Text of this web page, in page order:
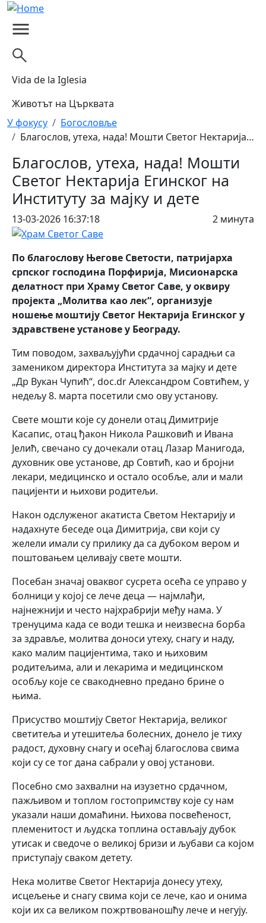
Skip to main content
Vida de la Iglesia
Животът на Църквата
Breadcrumb
У фокусу
Богословље
Благослов, утеха, нада! Мошти Светог Нектарија…
Благослов, утеха, нада! Мошти
Светог Нектарија Егинског на
Институту за мајку и дете
13-03-2026 16:37:18 2 минута
По благослову Његове Светости, патријарха
српског господина Порфирија, Мисионарска
делатност при Храму Светог Саве, у оквиру
пројекта „Молитва као лек“, организује
ношење моштију Светог Нектарија Егинског у
здравствене установе у Београду.
Тим поводом, захваљујући срдачној сарадњи са
замеником директора Института за мајку и дете
„Др Вукан Чупић“, doc.dr Александром Совтићем, у
недељу 8. марта посетили смо ову установу.
Свете мошти које су донели отац Димитрије
Касапис, отац ђакон Никола Рашковић и Ивана
Јелић, свечано су дочекали отац Лазар Манигода,
духовник ове установе, др Совтић, као и бројни
лекари, медицинско и остало особље, али и мали
пацијенти и њихови родитељи.
Након одслуженог акатиста Светом Нектарију и
надахнуте беседе оца Димитрија, сви који су
желели имали су прилику да са дубоком вером и
поштовањем целивају свете мошти.
Посебан значај оваквог сусрета осећа се управо у
болници у којој се лече деца — најмлађи,
најнежнији и често најхрабрији међу нама. У
тренуцима када се води тешка и неизвесна борба
за здравље, молитва доноси утеху, снагу и наду,
како малим пацијентима, тако и њиховим
родитељима, али и лекарима и медицинском
особљу које се свакодневно предано брине о
њима.
Присуство моштију Светог Нектарија, великог
светитеља и утешитеља болесних, донело је тиху
радост, духовну снагу и осећај благослова свима
који су се тог дана сабрали у овој установи.
Посебно смо захвални на изузетно срдачном,
пажљивом и топлом гостопримству које су нам
указали наши домаћини. Њихова посвећеност,
племенитост и људска топлина остављају дубок
утисак и сведоче о великој бризи и љубави са којом
приступају сваком детету.
Нека молитве Светог Нектарија донесу утеху,
исцељење и снагу свима који се лече, као и онима
који их са великом пожртвованошћу лече и негују.